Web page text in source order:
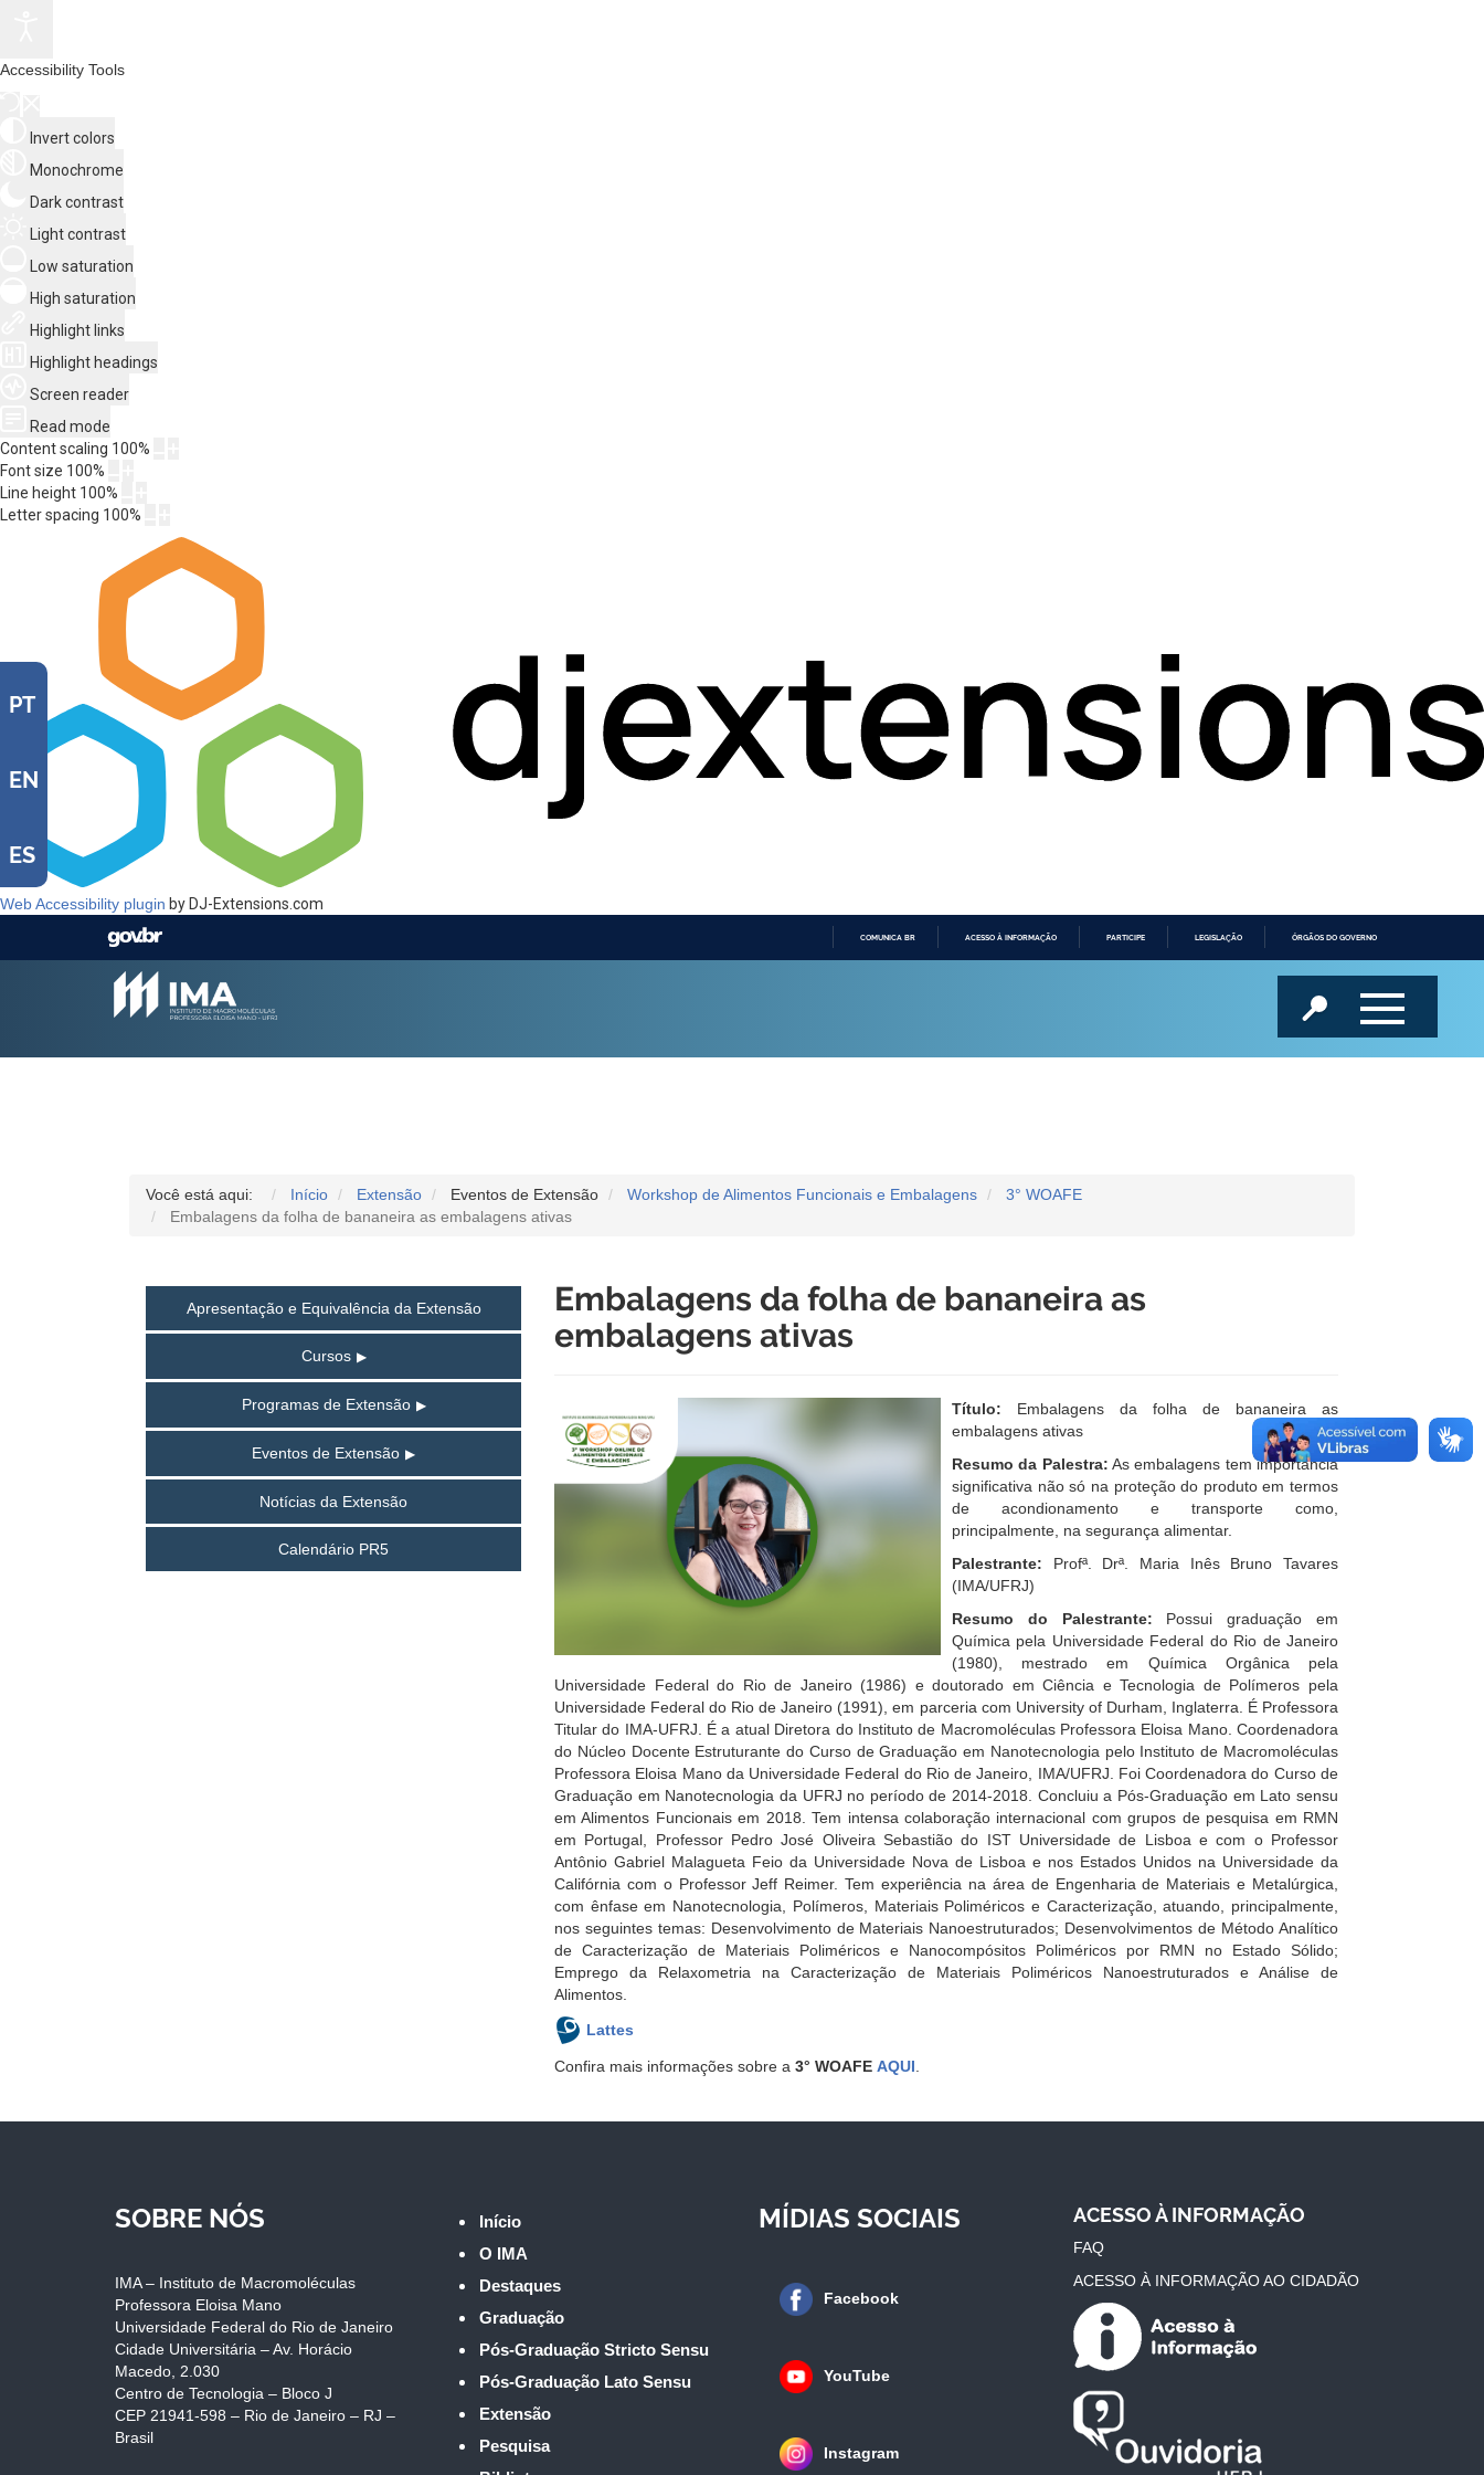
Accessibility Tools
Invert colors
Monochrome
Dark contrast
Light contrast
Low saturation
High saturation
Highlight links
Highlight headings
Screen reader
Read mode
Content scaling 100%
Font size 100%
Line height 100%
Letter spacing 100%
Web Accessibility plugin by DJ-Extensions.com
COMUNICA BR ACESSO À INFORMAÇÃO PARTICIPE LEGISLAÇÃO ÓRGÃOS DO GOVERNO
PT
EN
ES
Você está aqui: Início Extensão Eventos de Extensão Workshop de Alimentos Funcionais e Embalagens
3° WOAFE
Embalagens da folha de bananeira as embalagens ativas
Apresentação e Equivalência da Extensão
Cursos
Programas de Extensão
Eventos de Extensão
Notícias da Extensão
Calendário PR5
Embalagens da folha de bananeira as
embalagens ativas
Título: Embalagens da folha de bananeira as
embalagens ativas
Resumo da Palestra: As embalagens tem importancia
significativa não só na proteção do produto em termos
de acondionamento e transporte como,
principalmente, na segurança alimentar.
Palestrante: Profª. Drª. Maria Inês Bruno Tavares
(IMA/UFRJ)
Resumo do Palestrante: Possui graduação em
Química pela Universidade Federal do Rio de Janeiro
(1980), mestrado em Química Orgânica pela
Universidade Federal do Rio de Janeiro (1986) e doutorado em Ciência e Tecnologia de Polímeros pela
Universidade Federal do Rio de Janeiro (1991), em parceria com University of Durham, Inglaterra. É Professora
Titular do IMA-UFRJ. É a atual Diretora do Instituto de Macromoléculas Professora Eloisa Mano. Coordenadora
do Núcleo Docente Estruturante do Curso de Graduação em Nanotecnologia pelo Instituto de Macromoléculas
Professora Eloisa Mano da Universidade Federal do Rio de Janeiro, IMA/UFRJ. Foi Coordenadora do Curso de
Graduação em Nanotecnologia da UFRJ no período de 2014-2018. Concluiu a Pós-Graduação em Lato sensu
em Alimentos Funcionais em 2018. Tem intensa colaboração internacional com grupos de pesquisa em RMN
em Portugal, Professor Pedro José Oliveira Sebastião do IST Universidade de Lisboa e com o Professor
Antônio Gabriel Malagueta Feio da Universidade Nova de Lisboa e nos Estados Unidos na Universidade da
Califórnia com o Professor Jeff Reimer. Tem experiência na área de Engenharia de Materiais e Metalúrgica,
com ênfase em Nanotecnologia, Polímeros, Materiais Poliméricos e Caracterização, atuando, principalmente,
nos seguintes temas: Desenvolvimento de Materiais Nanoestruturados; Desenvolvimentos de Método Analítico
de Caracterização de Materiais Poliméricos e Nanocompósitos Poliméricos por RMN no Estado Sólido;
Emprego da Relaxometria na Caracterização de Materiais Poliméricos Nanoestruturados e Análise de
Alimentos.
Lattes
Confira mais informações sobre a 3° WOAFE AQUI.
SOBRE NÓS
IMA – Instituto de Macromoléculas
Professora Eloisa Mano
Universidade Federal do Rio de Janeiro
Cidade Universitária – Av. Horácio
Macedo, 2.030
Centro de Tecnologia – Bloco J
CEP 21941-598 – Rio de Janeiro – RJ –
Brasil
Início
O IMA
Destaques
Graduação
Pós-Graduação Stricto Sensu
Pós-Graduação Lato Sensu
Extensão
Pesquisa
MÍDIAS SOCIAIS
Facebook
YouTube
Instagram
ACESSO À INFORMAÇÃO
FAQ
ACESSO À INFORMAÇÃO AO CIDADÃO